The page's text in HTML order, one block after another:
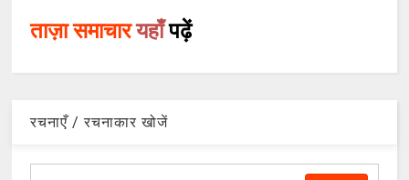
ताज़ा समाचारयहाँपढ़ें
रचनाएँ / रचनाकार खोजें